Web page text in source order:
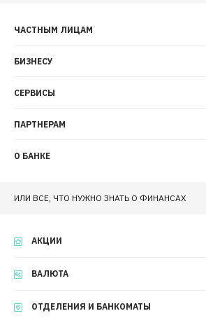
ЧАСТНЫМ ЛИЦАМ
БИЗНЕСУ
СЕРВИСЫ
ПАРТНЕРАМ
О БАНКЕ
ИЛИ ВСЕ, ЧТО НУЖНО ЗНАТЬ О ФИНАНСАХ
АКЦИИ
ВАЛЮТА
ОТДЕЛЕНИЯ И БАНКОМАТЫ